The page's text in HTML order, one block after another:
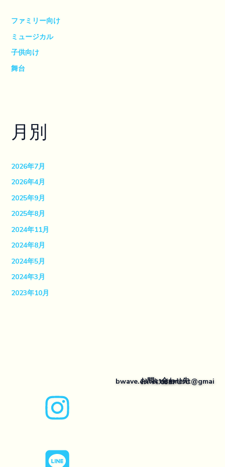
ファミリー向け
ミュージカル
子供向け
舞台
月別
2026年7月
2026年4月
2025年9月
2025年8月
2024年11月
2024年8月
2024年5月
2024年3月
2023年10月
I
n
s
L
i
n
お問い合わせ先
bwave.entertainment@gmail.com